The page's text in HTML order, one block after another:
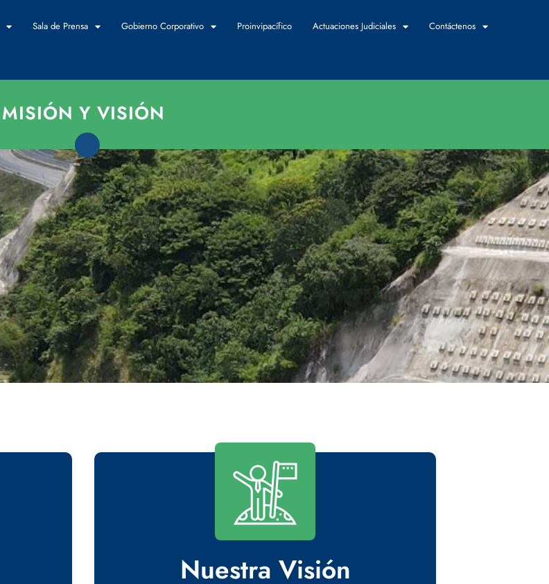
Sala de Prensa Gobierno Corporativo Proinvipacífico Actuaciones Judiciales Contáctenos
MISIÓN Y VISIÓN
Nuestra Visión